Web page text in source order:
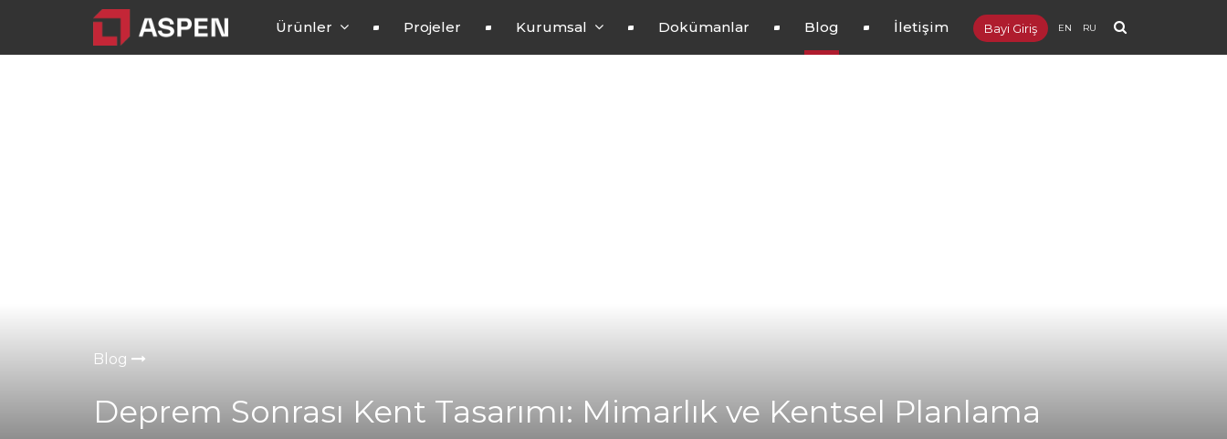
EN RU
Bayi Giriş
Ürünler Projeler Kurumsal Dokümanlar Blog İletişim
Blog
Deprem Sonrası Kent Tasarımı: Mimarlık ve Kentsel Planlama